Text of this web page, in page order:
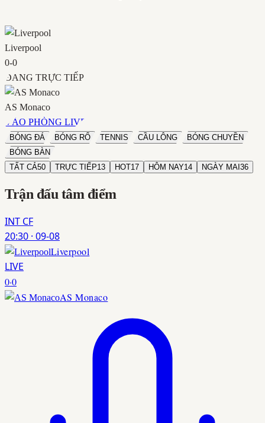
Liverpool
0-0
ĐANG TRỰC TIẾP
AS Monaco
VÀO PHÒNG LIVE
BÓNG ĐÁ BÓNG RỔ TENNIS CẦU LÔNG
BÓNG CHUYỀN
BÓNG BÀN
TẤT CẢ50 TRỰC TIẾP13 HOT17 HÔM NAY14 NGÀY MAI 36
Trận đấu tâm điểm
INT CF
20:30 · 09-08
Liverpool
LIVE
0·0
AS Monaco